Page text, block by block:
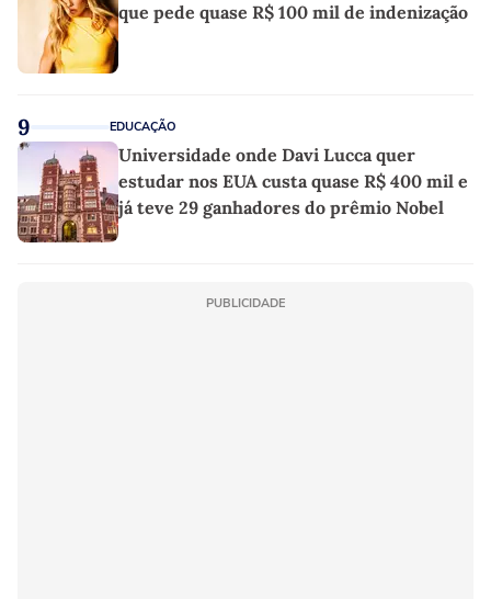
que pede quase R$ 100 mil de indenização
9 EDUCAÇÃO
Universidade onde Davi Lucca quer
estudar nos EUA custa quase R$ 400 mil e
já teve 29 ganhadores do prêmio Nobel
PUBLICIDADE